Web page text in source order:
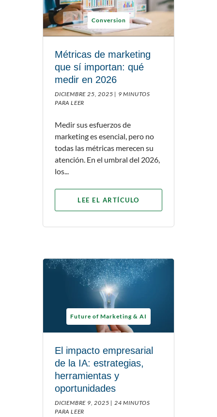
Conversion
Métricas de marketing
que sí importan: qué
medir en 2026
DICIEMBRE 25, 2025 | 9 MINUTOS
PARA LEER
Medir sus esfuerzos de
marketing es esencial, pero no
todas las métricas merecen su
atención. En el umbral del 2026,
los...
LEE EL ARTÍCULO
Future of Marketing & AI
El impacto empresarial
de la IA: estrategias,
herramientas y
oportunidades
DICIEMBRE 9, 2025 | 24 MINUTOS
PARA LEER